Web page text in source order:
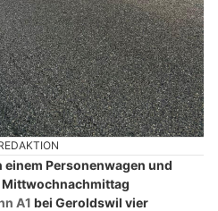
Personenwagen und
Mittwochnachmittag
A1 bei Geroldswil vier